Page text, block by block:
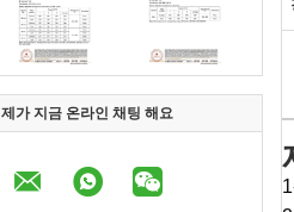
제가 지금 온라인 채팅 해요